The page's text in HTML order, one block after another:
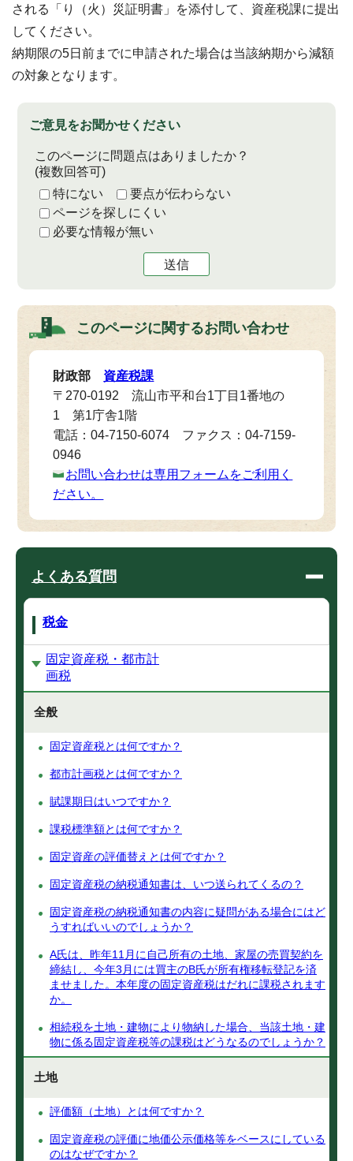
される「り（火）災証明書」を添付して、資産税課に提出
してください。
納期限の5日前までに申請された場合は当該納期から減額
の対象となります。
ご意見をお聞かせください
このページに問題点はありましたか？
(複数回答可)
特にない
要点が伝わらない
ページを探しにくい
必要な情報が無い
送信
このページに関するお問い合わせ
財政部 資産税課
〒270-0192 流山市平和台1丁目1番地の
1 第1庁舎1階
電話：04-7150-6074 ファクス：04-7159-
0946
お問い合わせは専用フォームをご利用く
ださい。
よくある質問
税金
固定資産税・都市計
画税
全般
固定資産税とは何ですか？
都市計画税とは何ですか？
賦課期日はいつですか？
課税標準額とは何ですか？
固定資産の評価替えとは何ですか？
固定資産税の納税通知書は、いつ送られてくるの？
固定資産税の納税通知書の内容に疑問がある場合にはど
うすればいいのでしょうか？
A氏は、昨年11月に自己所有の土地、家屋の売買契約を
締結し、今年3月には買主のB氏が所有権移転登記を済
ませました。本年度の固定資産税はだれに課税されます
か。
相続税を土地・建物により物納した場合、当該土地・建
物に係る固定資産税等の課税はどうなるのでしょうか？
土地
評価額（土地）とは何ですか？
固定資産税の評価に地価公示価格等をベースにしている
のはなぜですか？